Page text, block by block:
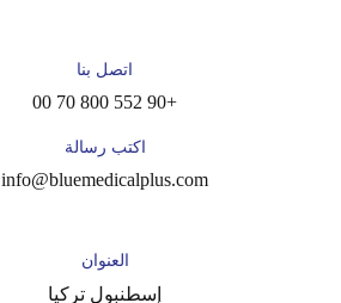
اتصل بنا
+90 552 800 70 00
اكتب رسالة
info@bluemedicalplus.com
العنوان
إسطنبول تركيا